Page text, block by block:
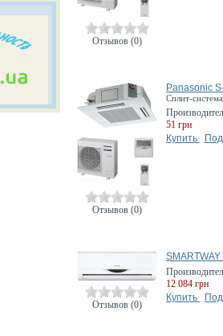
Отзывов (0)
Отзывов (0)
Panasonic
Сплит-
51 грн
Купить
Отзывов (0)
12 084 грн
Купить